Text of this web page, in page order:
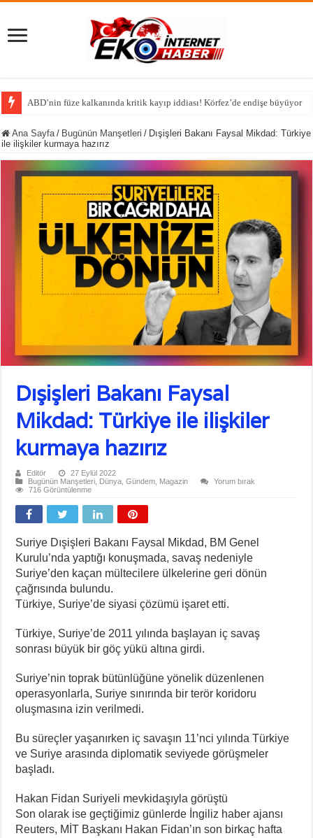
Tutsak Edilen
Ana Sayfa / Bugünün Manşetleri / Dışişleri Bakanı Faysal Mikdad: Türkiye
ile ilişkiler kurmaya hazırız
Dışişleri Bakanı Faysal
Mikdad: Türkiye ile ilişkiler
kurmaya hazırız
Editör
27 Eylül 2022
Bugünün Manşetleri
Dünya ,Gündem Magazin
Yorum bırak
716 Görüntülenme
Suriye Dışişleri Bakanı Faysal Mikdad, BM Genel
Kurulu’nda yaptığı konuşmada, savaş nedeniyle
Suriye’den kaçan mültecilere ülkelerine geri dönün
çağrısında bulundu.
Türkiye, Suriye’de siyasi çözümü işaret etti.
Türkiye, Suriye’de 2011 yılında başlayan iç savaş
sonrası büyük bir göç yükü altına girdi.
Suriye’nin toprak bütünlüğüne yönelik düzenlenen
operasyonlarla, Suriye sınırında bir terör koridoru
oluşmasına izin verilmedi.
Bu süreçler yaşanırken iç savaşın 11’nci yılında Türkiye
ve Suriye arasında diplomatik seviyede görüşmeler
başladı.
Hakan Fidan Suriyeli mevkidaşıyla görüştü
Son olarak ise geçtiğimiz günlerde İngiliz haber ajansı
Reuters, MİT Başkanı Hakan Fidan’ın son birkaç hafta